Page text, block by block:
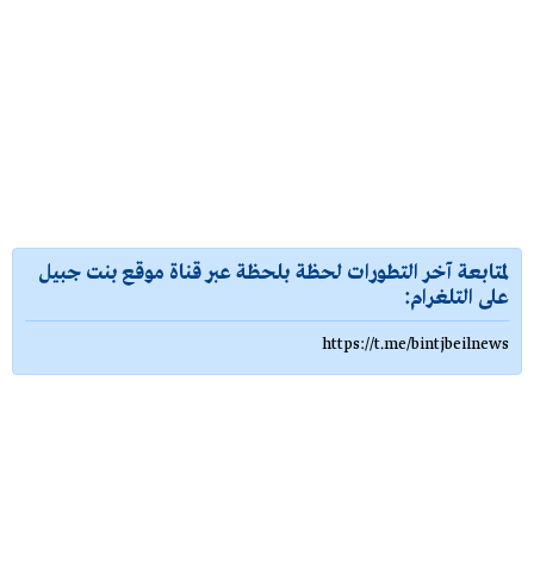
لمتابعة آخر التطورات لحظة بلحظة عبر قناة موقع بنت جبيل
على التلغرام:
https://t.me/bintjbeilnews